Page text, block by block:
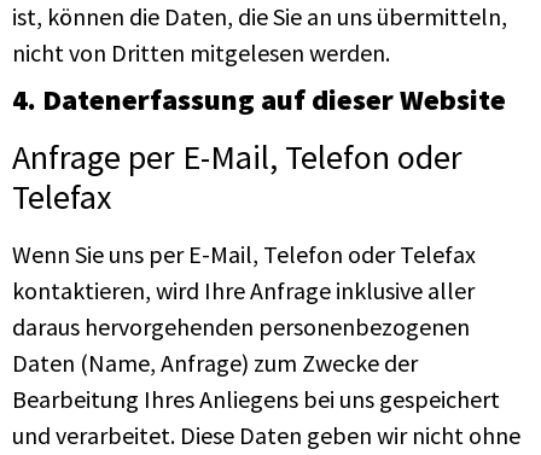
ist, können die Daten, die Sie an uns übermitteln,
nicht von Dritten mitgelesen werden.
4. Datenerfassung auf dieser Website
Anfrage per E-Mail, Telefon oder
Telefax
Wenn Sie uns per E-Mail, Telefon oder Telefax
kontaktieren, wird Ihre Anfrage inklusive aller
daraus hervorgehenden personenbezogenen
Daten (Name, Anfrage) zum Zwecke der
Bearbeitung Ihres Anliegens bei uns gespeichert
und verarbeitet. Diese Daten geben wir nicht ohne